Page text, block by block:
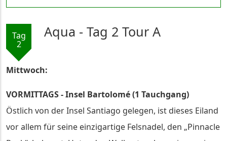
Tag
2
Aqua - Tag 2 Tour A
Mittwoch:
VORMITTAGS - Insel Bartolomé (1 Tauchgang)
Östlich von der Insel Santiago gelegen, ist dieses Eiland
vor allem für seine einzigartige Felsnadel, den „Pinnacle